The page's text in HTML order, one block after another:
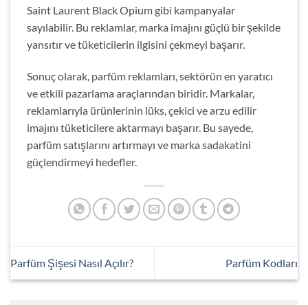
Saint Laurent Black Opium gibi kampanyalar
sayılabilir. Bu reklamlar, marka imajını güçlü bir şekilde
yansıtır ve tüketicilerin ilgisini çekmeyi başarır.
Sonuç olarak, parfüm reklamları, sektörün en yaratıcı
ve etkili pazarlama araçlarından biridir. Markalar,
reklamlarıyla ürünlerinin lüks, çekici ve arzu edilir
imajını tüketicilere aktarmayı başarır. Bu sayede,
parfüm satışlarını artırmayı ve marka sadakatini
güçlendirmeyi hedefler.
Parfüm Şişesi Nasıl Açılır? Parfüm Kodları